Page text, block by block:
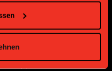
Supplier